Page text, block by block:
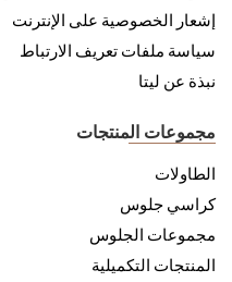
إشعار الخصوصية على الإنترنت
سياسة ملفات تعريف الارتباط
نبذة عن ليتا
مجموعات المنتجات
الطاولات
كراسي جلوس
مجموعات الجلوس
المنتجات التكميلية